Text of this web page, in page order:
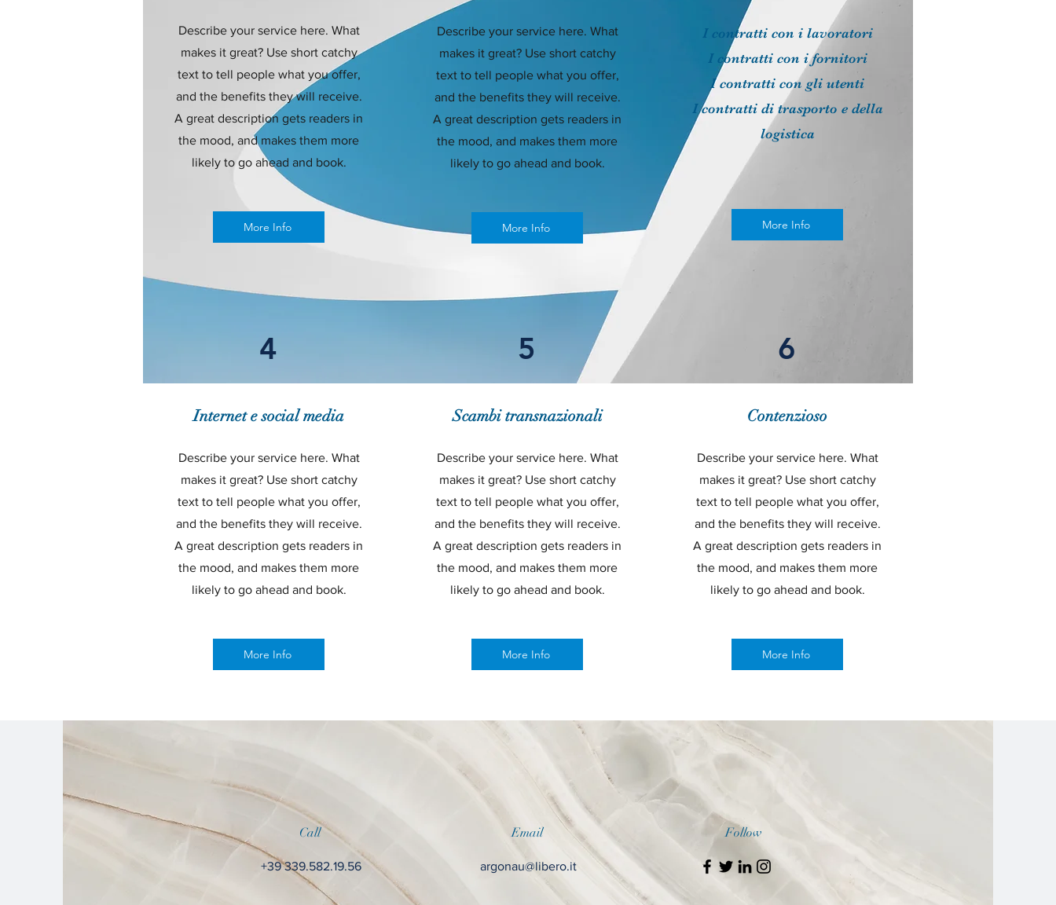
Describe your service here. What
makes it great? Use short catchy
text to tell people what you offer,
and the benefits they will receive.
A great description gets readers in
the mood, and makes them more
likely to go ahead and book.
More Info
Describe your service here. What
makes it great? Use short catchy
text to tell people what you offer,
and the benefits they will receive.
A great description gets readers in
the mood, and makes them more
likely to go ahead and book.
More Info
I contratti con i lavoratori
I contratti con i fornitori
I contratti con gli utenti
I contratti di trasporto e della
logistica
More Info
4
Internet e social media
Describe your service here. What
makes it great? Use short catchy
text to tell people what you offer,
and the benefits they will receive.
A great description gets readers in
the mood, and makes them more
likely to go ahead and book.
More Info
5
Scambi transnazionali
Describe your service here. What
makes it great? Use short catchy
text to tell people what you offer,
and the benefits they will receive.
A great description gets readers in
the mood, and makes them more
likely to go ahead and book.
More Info
6
Contenzioso
Describe your service here. What
makes it great? Use short catchy
text to tell people what you offer,
and the benefits they will receive.
A great description gets readers in
the mood, and makes them more
likely to go ahead and book.
More Info
Call
+39 339.582.19.56
Email
argonau@libero.it
Follow